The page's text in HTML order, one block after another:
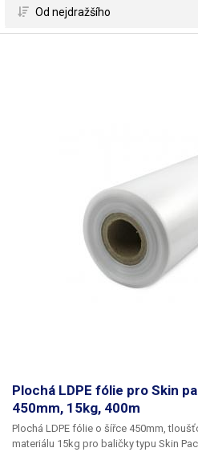
Od nejdražšího
Plochá LDPE fólie pro Skin
450mm, 15kg, 400m
Plochá LDPE fólie o šířce 450mm,
materiálu 15kg pro baličky typu Skin